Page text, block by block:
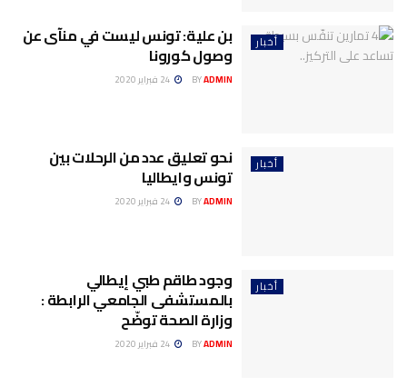
أخبار بن علية: تونس ليست في منآى عن
وصول كورونا
BYADMIN
أخبار نحو تعليق عدد من الرحلات بين
تونس وايطاليا
BYADMIN
أخبار وجود طاقم طبي إيطالي
بالمستشفى الجامعي الرابطة :
وزارة الصحة توضّح
BYADMIN